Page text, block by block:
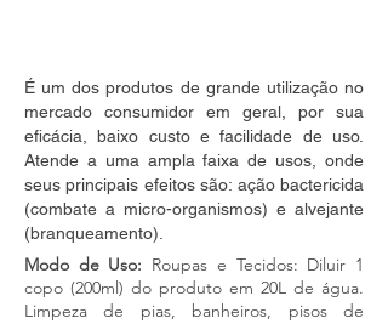
É um dos produtos de grande utilização no
mercado consumidor em geral, por sua
eficácia, baixo custo e facilidade de uso.
Atende a uma ampla faixa de usos, onde
seus principais efeitos são: ação bactericida
(combate a micro-organismos) e alvejante
(branqueamento).
Modo de Uso: Roupas e Tecidos: Diluir 1
copo (200ml) do produto em 20L de água.
Limpeza de pias, banheiros, pisos de